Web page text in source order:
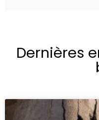
Dernières